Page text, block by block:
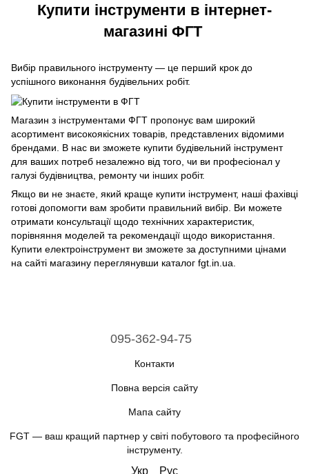
Купити інструменти в інтернет-
магазині ФГТ
Вибір правильного інструменту — це перший крок до
успішного виконання будівельних робіт.
Магазин з інструментами ФГТ пропонує вам широкий
асортимент високоякісних товарів, представлених відомими
брендами. В нас ви зможете купити будівельний інструмент
для ваших потреб незалежно від того, чи ви професіонал у
галузі будівництва, ремонту чи інших робіт.
Якщо ви не знаєте, який краще купити інструмент, наші фахівці
готові допомогти вам зробити правильний вибір. Ви можете
отримати консультації щодо технічних характеристик,
порівняння моделей та рекомендації щодо використання.
Купити електроінструмент ви зможете за доступними цінами
на сайті магазину переглянувши каталог fgt.in.ua.
095-362-94-75
Контакти
Повна версія сайту
Мапа сайту
FGT — ваш кращий партнер у світі побутового та професійного
інструменту.
Укр Рус